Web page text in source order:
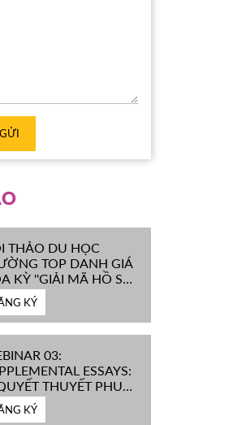
GỬI
THẢO DU HỌC
TOP DANH GIÁ
KỲ ''GIẢI MÃ HỒ SƠ
KÝ
03:
ESSAYS:
THUYẾT PHỤC
ĐỒNG TUYỂN SINH
TOP ĐẦU MỸ
KÝ